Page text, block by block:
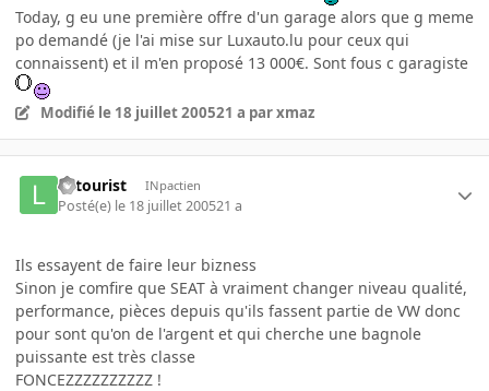
Today, g eu une première offre d'un garage alors que g meme
po demandé (je l'ai mise sur Luxauto.lu pour ceux qui
connaissent) et il m'en proposé 13 000€. Sont fous c garagiste
Modifié le 18 juillet 200521 a par xmaz
le tourist INpactien
Posté(e) le 18 juillet 200521 a
Ils essayent de faire leur bizness
Sinon je comfire que SEAT à vraiment changer niveau qualité,
performance, pièces depuis qu'ils fassent partie de VW donc
pour sont qu'on de l'argent et qui cherche une bagnole
puissante est très classe
FONCEZZZZZZZZZZ !